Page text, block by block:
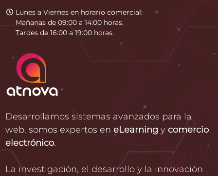
Horario
de
atención
Lunes a Viernes en horario comercial:
Mañanas de 09:00 a 14:00 horas.
Tardes de 16:00 a 19:00 horas.
Desarrollamos sistemas avanzados para la
web, somos expertos en eLearningy comercio
electrónico.
La investigación, el desarrollo y la innovación